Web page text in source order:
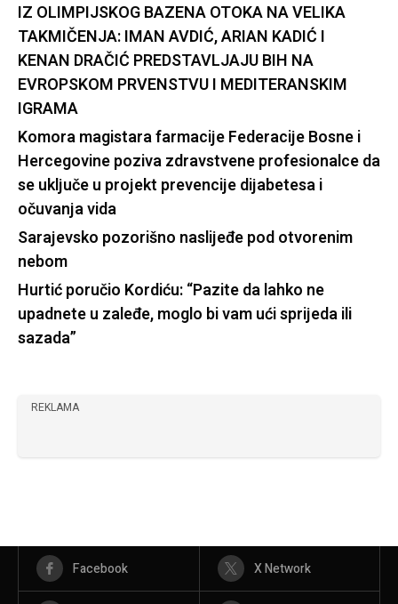
IZ OLIMPIJSKOG BAZENA OTOKA NA VELIKA
TAKMIČENJA: IMAN AVDIĆ, ARIAN KADIĆ I
KENAN DRAČIĆ PREDSTAVLJAJU BIH NA
EVROPSKOM PRVENSTVU I MEDITERANSKIM
IGRAMA
Komora magistara farmacije Federacije Bosne i
Hercegovine poziva zdravstvene profesionalce da
se uključe u projekt prevencije dijabetesa i
očuvanja vida
Sarajevsko pozorišno naslijeđe pod otvorenim
nebom
Hurtić poručio Kordiću: “Pazite da lahko ne
upadnete u zaleđe, moglo bi vam ući sprijeda ili
sazada”
REKLAMA
Facebook X Network